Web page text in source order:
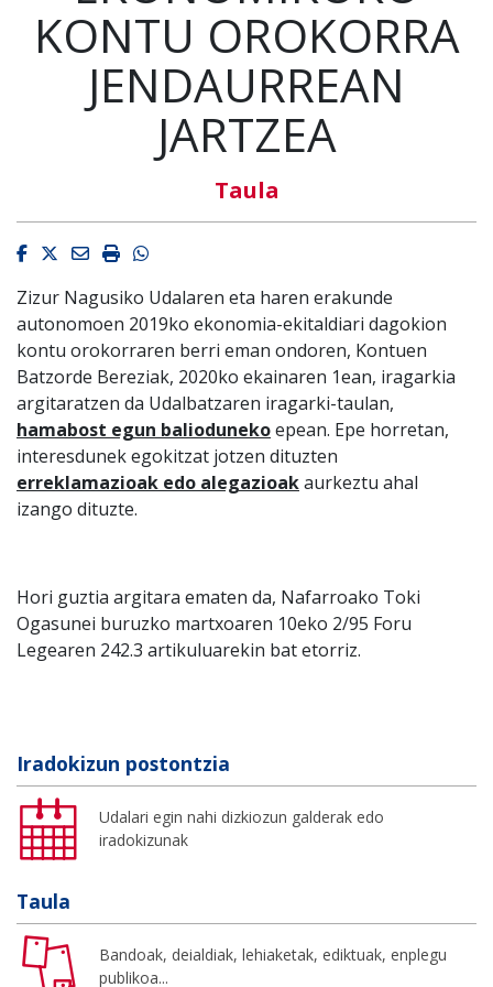
KONTU OROKORRA
JENDAURREAN
JARTZEA
Taula
Facebook
Twitter
EmailImprimirWhatsapp
Zizur Nagusiko Udalaren eta haren erakunde
autonomoen 2019ko ekonomia-ekitaldiari dagokion
kontu orokorraren berri eman ondoren, Kontuen
Batzorde Bereziak, 2020ko ekainaren 1ean, iragarkia
argitaratzen da Udalbatzaren iragarki-taulan,
hamabost egun baliodunekoepean. Epe horretan,
interesdunek egokitzat jotzen dituzten
erreklamazioak edo alegazioakaurkeztu ahal
izango dituzte.
Hori guztia argitara ematen da, Nafarroako Toki
Ogasunei buruzko martxoaren 10eko 2/95 Foru
Legearen 242.3 artikuluarekin bat etorriz.
Iradokizun postontzia
Udalari egin nahi dizkiozun galderak edo
iradokizunak
Taula
Bandoak, deialdiak, lehiaketak, ediktuak, enplegu
publikoa...